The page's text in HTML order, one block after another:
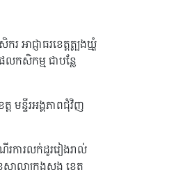
ាជ្ញាធរខេត្តត្បូងឃ្មុំ
កសិកម្ម ជាបន្លែ
មន្ទីរអង្គភាពជុំវិញ
រការលក់ដូររៀងរាល់
ាលាក្រុងសួង ខេត្ត